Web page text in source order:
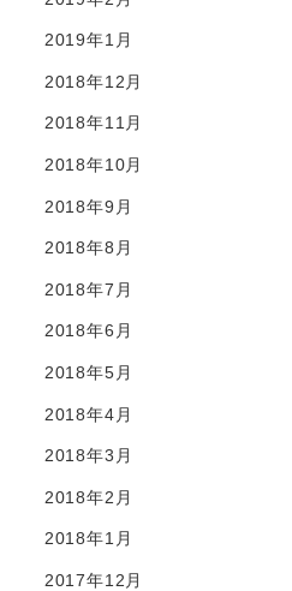
2019年1月
2018年12月
2018年11月
2018年10月
2018年9月
2018年8月
2018年7月
2018年6月
2018年5月
2018年4月
2018年3月
2018年2月
2018年1月
2017年12月